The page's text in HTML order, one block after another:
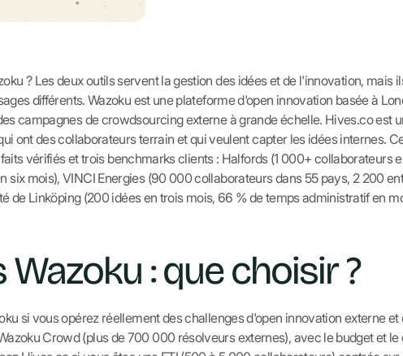
? Les deux outils servent la gestion des idées et de l'innovation, mais
différents. Wazoku est une plateforme d'open innovation basée à
campagnes de crowdsourcing externe à grande échelle. Hives.co est
ont des collaborateurs terrain et qui veulent capter les idées internes.
vérifiés et trois benchmarks clients : Halfords (1 000+ collaborateurs
six mois), VINCI Energies (90 000 collaborateurs dans 55 pays, 2 200
de Linköping (200 idées en trois mois, 66 % de temps administratif en
Wazoku : que choisir ?
si vous opérez réellement des challenges d'open innovation externe
Crowd (plus de 700 000 résolveurs externes), avec le budget et